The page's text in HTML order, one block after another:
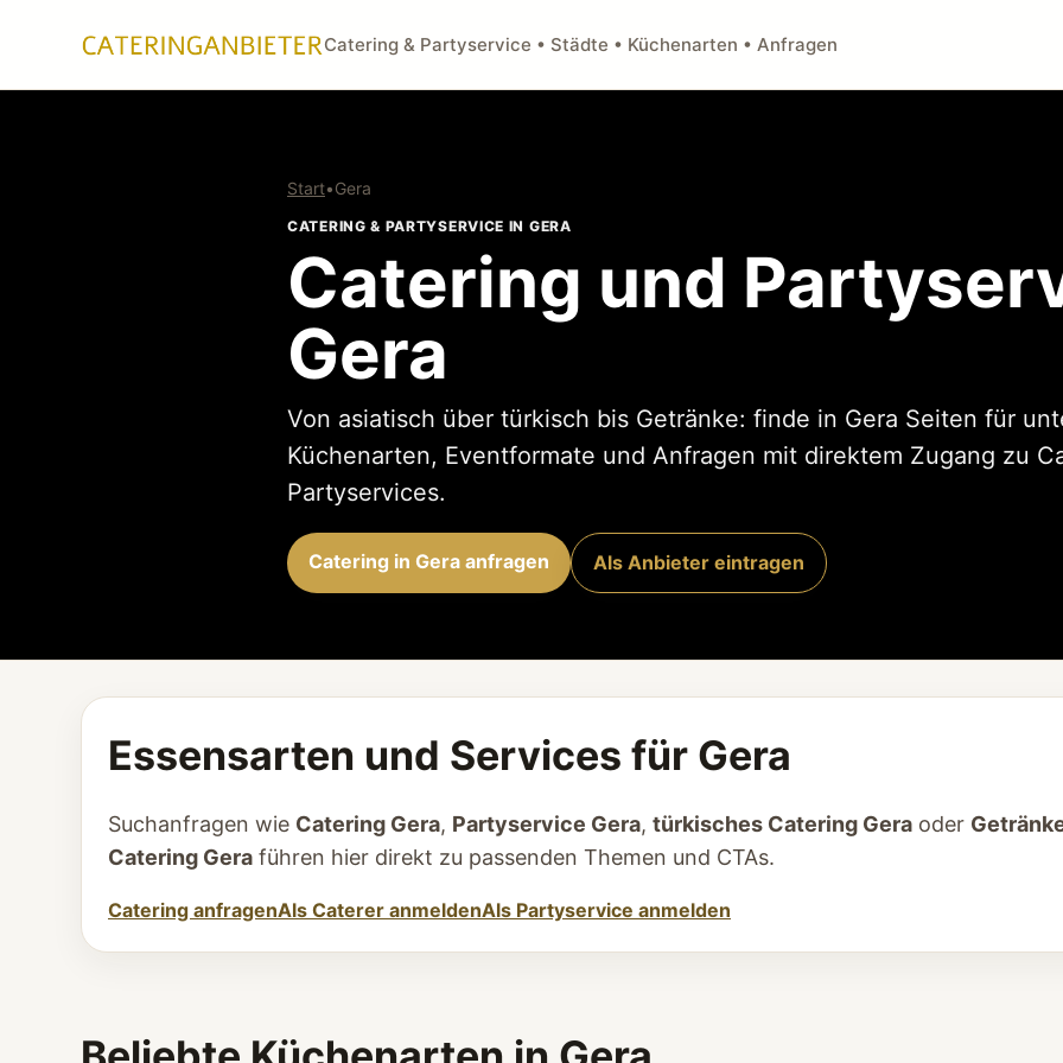
Catering & Partyservice • Städte • Küchenarten • Anfragen
Start•Gera
CATERING & PARTYSERVICE IN GERA
Catering und
Gera
Von asiatisch über türkisch bis Getränke: finde in Gera Seiten für
Küchenarten, Eventformate und Anfragen mit direktem Zugang zu
Partyservices.
Catering in Gera anfragen Als Anbieter eintragen
Essensarten und Services für Gera
Suchanfragen wie Catering Gera, Partyservice Gera, türkisches Catering Gera oder
Catering Gera führen hier direkt zu passenden Themen und CTAs.
Catering anfragenAls Caterer anmeldenAls Partyservice anmelden